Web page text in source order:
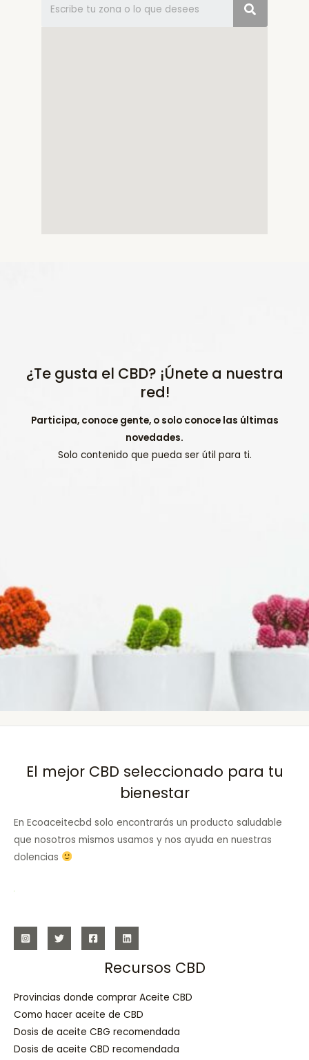
¿Te gusta el CBD? ¡Únete a nuestra
red!
Participa, conoce gente, o solo conoce las últimas
novedades.
Solo contenido que pueda ser útil para ti.
El mejor CBD seleccionado para tu
bienestar
En Ecoaceitecbd solo encontrarás un producto saludable
que nosotros mismos usamos y nos ayuda en nuestras
dolencias
Recursos CBD
Provincias donde comprar Aceite CBD
Como hacer aceite de CBD
Dosis de aceite CBG recomendada
Dosis de aceite CBD recomendada